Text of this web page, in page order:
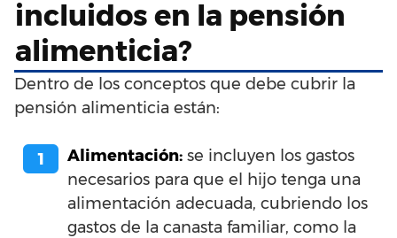
incluidos en la pensión
alimenticia?
Dentro de los conceptos que debe cubrir la
pensión alimenticia están:
Alimentación: se incluyen los gastos
necesarios para que el hijo tenga una
alimentación adecuada, cubriendo los
gastos de la canasta familiar, como la